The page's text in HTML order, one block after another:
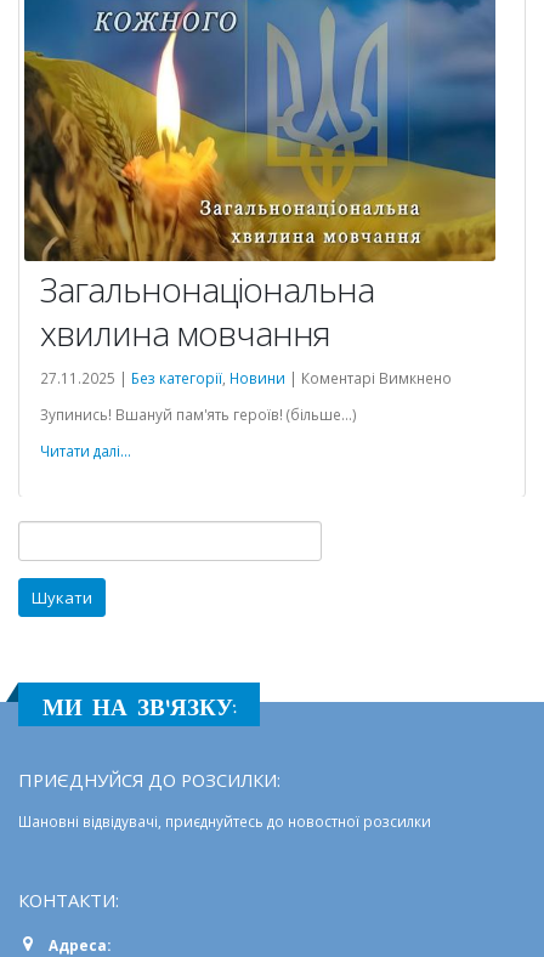
Загальнонаціональна
хвилина мовчання
27.11.2025 | Без категорії Новини | Коментарі Вимкнено
Зупинись! Вшануй пам'ять героїв! (більше…)
Читати далі...
МИ НА ЗВ'ЯЗКУ:
ПРИЄДНУЙСЯ ДО РОЗСИЛКИ:
Шановні відвідувачі, приєднуйтесь до новостної розсилки
КОНТАКТИ:
Адреса: